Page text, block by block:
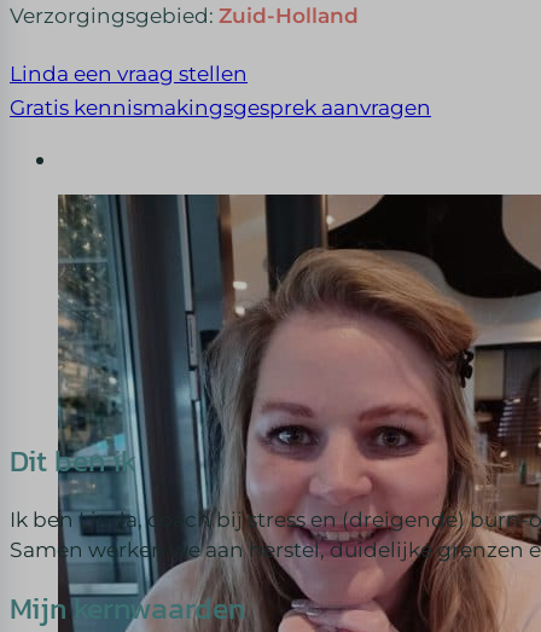
Verzorgingsgebied: Zuid-Holland
Linda een vraag stellen
Gratis kennismakingsgesprek aanvragen
Dit ben ik
Ik ben Linda, coach bij stress en (dreigende)
Samen werken we aan herstel, duidelijke grenzen
Mijn kernwaarden